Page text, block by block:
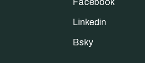
Linkedin
Bsky